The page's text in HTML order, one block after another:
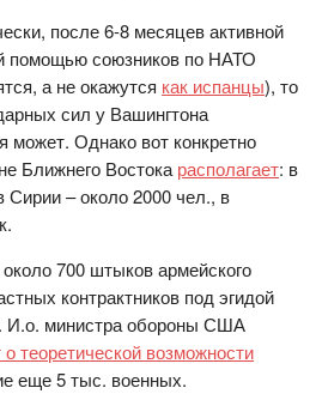
после 6-8 месяцев активной
помощью союзников по НАТО
а не окажутся как испанцы), то
сил у Вашингтона
может. Однако вот конкретно
Ближнего Востока располагает: в
Сирии – около 2000 чел., в
700 штыков армейского
контрактников под эгидой
И.о. министра обороны США
о теоретической возможности
еще 5 тыс. военных.